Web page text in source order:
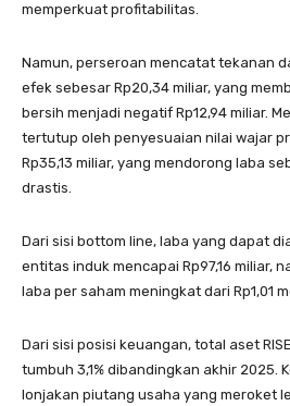
memperkuat profitabilitas.
Namun, perseroan mencatat tekanan
efek sebesar Rp20,34 miliar, yang
bersih menjadi negatif Rp12,94 miliar.
tertutup oleh penyesuaian nilai wajar
Rp35,13 miliar, yang mendorong laba
drastis.
Dari sisi bottom line, laba yang dapat
entitas induk mencapai Rp97,16 miliar,
laba per saham meningkat dari Rp1,01
Dari sisi posisi keuangan, total aset
tumbuh 3,1% dibandingkan akhir 2025.
lonjakan piutang usaha yang meroket